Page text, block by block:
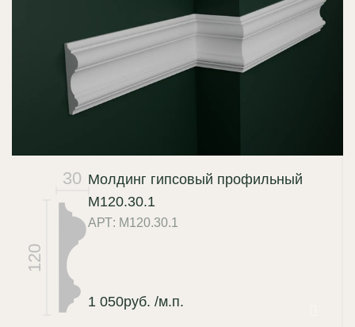
цельность настенного декора.
30
120
Молдинг гипсовый профильный
М120.30.1
АРТ: М120.30.1
1 050руб. /м.п.